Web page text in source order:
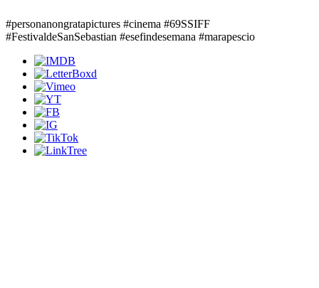
#personanongratapictures #cinema #69SSIFF
#FestivaldeSanSebastian #esefindesemana #marapescio